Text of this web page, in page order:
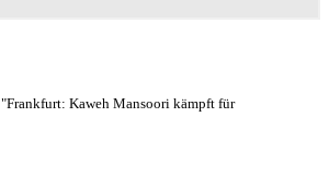
Kaweh Mansoori kämpft für